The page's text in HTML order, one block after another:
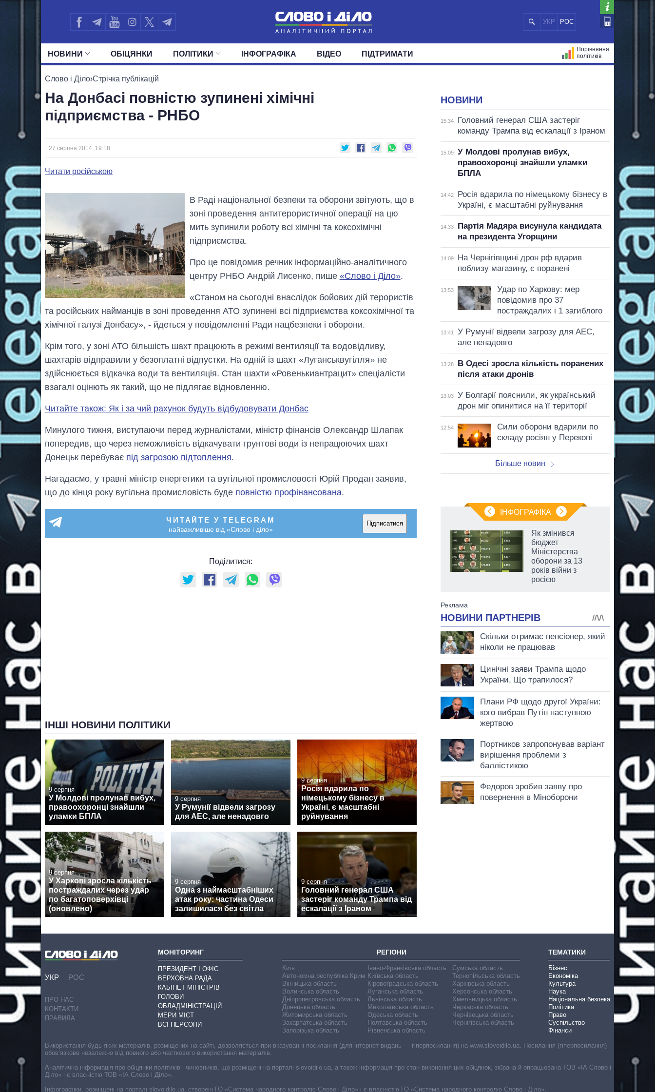
УКР РОС
НОВИНИ
ПОЛІТИКА ЕКОНОМІКА
ОБIЦЯНКИ ПОЛIТИКИ
УСІ ПОЛІТИКИ
ДЕПУТАТИ КОМІТЕТИ
ІНФОГРАФІКА ВІДЕО ПІДТРИМАТИ
Порівняння
політиків
Слово і Діло›Стрічка публікацій
На Донбасі повністю зупинені хімічні
підприємства - РНБО
27 серпня 2014, 19:18
Читати російською
В Раді національної безпеки та оборони звітують, що в
зоні проведення антитерористичної операції на цю
мить зупинили роботу всі хімічні та коксохімічні
підприємства.
Про це повідомив речник інформаційно-аналітичного
центру РНБО Андрій Лисенко, пише «Слово і Діло».
«Станом на сьогодні внаслідок бойових дій терористів
та російських найманців в зоні проведення АТО зупинені всі підприємства коксохімічної та
хімічної галузі Донбасу», - йдеться у повідомленні Ради нацбезпеки і оборони.
Крім того, у зоні АТО більшість шахт працюють в режимі вентиляції та водовідливу,
шахтарів відправили у безоплатні відпустки. На одній із шахт «Луганськвугілля» не
здійснюється відкачка води та вентиляція. Стан шахти «Ровенькиантрацит» спеціалісти
взагалі оцінють як такий, що не підлягає відновленню.
Читайте також: Як і за чий рахунок будуть відбудовувати Донбас
Минулого тижня, виступаючи перед журналістами, міністр фінансів Олександр Шлапак
попередив, що через неможливість відкачувати грунтові води із непрацюючих шахт
Донецьк перебуває під загрозою підтоплення.
Нагадаємо, у травні міністр енергетики та вугільної промисловості Юрій Продан заявив,
що до кінця року вугільна промисловість буде повністю профінансована.
ЧИТАЙТЕ У TELEGRAM
найважливіше від «Слово і діло»
Підписатися
Поділитися:
ІНШІ НОВИНИ ПОЛІТИКИ
9 серпня
У Молдові пролунав вибух,
правоохоронці знайшли
уламки БПЛА
9 серпня
У Румунії відвели загрозу
для АЕС, але ненадовго
9 серпня
Росія вдарила по
німецькому бізнесу в
Україні, є масштабні
руйнування
9 серпня
У Харкові зросла кількість
постраждалих через удар
по багатоповерхівці
(оновлено)
9 серпня
Одна з наймасштабніших
атак року: частина Одеси
залишилася без світла
9 серпня
Головний генерал США
застеріг команду Трампа від
ескалації з Іраном
НОВИНИ
15:34
Головний генерал США застеріг
команду Трампа від ескалації з Іраном
15:09
У Молдові пролунав вибух,
правоохоронці знайшли уламки
БПЛА
14:42
Росія вдарила по німецькому бізнесу в
Україні, є масштабні руйнування
14:33
Партія Мадяра висунула кандидата
на президента Угорщини
14:09
На Чернігівщині дрон рф вдарив
поблизу магазину, є поранені
13:53
Удар по Харкову: мер
повідомив про 37
постраждалих і 1 загиблого
13:41
У Румунії відвели загрозу для АЕС,
але ненадовго
13:28
В Одесі зросла кількість поранених
після атаки дронів
13:03
У Болгарії пояснили, як український
дрон міг опинитися на її території
12:54
Сили оборони вдарили по
складу росіян у Перекопі
Більше новин
ІНФОГРАФІКА
Як за 10 років
Як змінився
бюджет
Міністерства
оборони за 13
років війни з
росією
УКР РОС
ПРО НАС
КОНТАКТИ
ПРАВИЛА
МОНІТОРИНГ
ПРЕЗИДЕНТ І ОФІС
ВЕРХОВНА РАДА
КАБІНЕТ МІНІСТРІВ
ГОЛОВИ
ОБЛАДМІНІСТРАЦІЙ
МЕРИ МІСТ
ВСІ ПЕРСОНИ
РЕГІОНИ
Київ
Автономна республіка Крим
Вінницька область
Волинська область
Дніпропетровська область
Донецька область
Житомирська область
Закарпатська область
Запорізька область
Івано-Франківська область
Київська область
Кіровоградська область
Луганська область
Львівська область
Миколаївська область
Одеська область
Полтавська область
Рівненська область
Сумська область
Тернопільська область
Харківська область
Херсонська область
Хмельницька область
Черкаська область
Чернівецька область
Чернігівська область
ТЕМАТИКИ
Бізнес
Економіка
Культура
Наука
Національна безпека
Політика
Право
Суспільство
Фінанси
Використання будь-яких матеріалів, розміщених на сайті, дозволяється при вказуванні посилання (для інтернет-видань — гіперпосилання) на www.slovoidilo.ua. Посилання (гіперпосилання)
обов’язкове незалежно від повного або часткового використання матеріалів.
Аналітична інформація про обіцянки політиків і чиновників, що розміщені на порталі slovoidilo.ua, а також інформація про стан виконання цих обіцянок, зібрана й опрацьована ТОВ «ІА Слово і
Діло» і є власністю ТОВ «ІА Слово і Діло».
Інфографіки, розміщені на порталі slovoidilo.ua, створені ГО «Система народного контролю Слово і Діло» і є власністю ГО «Система народного контролю Слово і Діло».